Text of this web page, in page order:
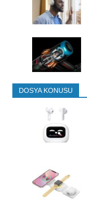
DOSYA KONUSU